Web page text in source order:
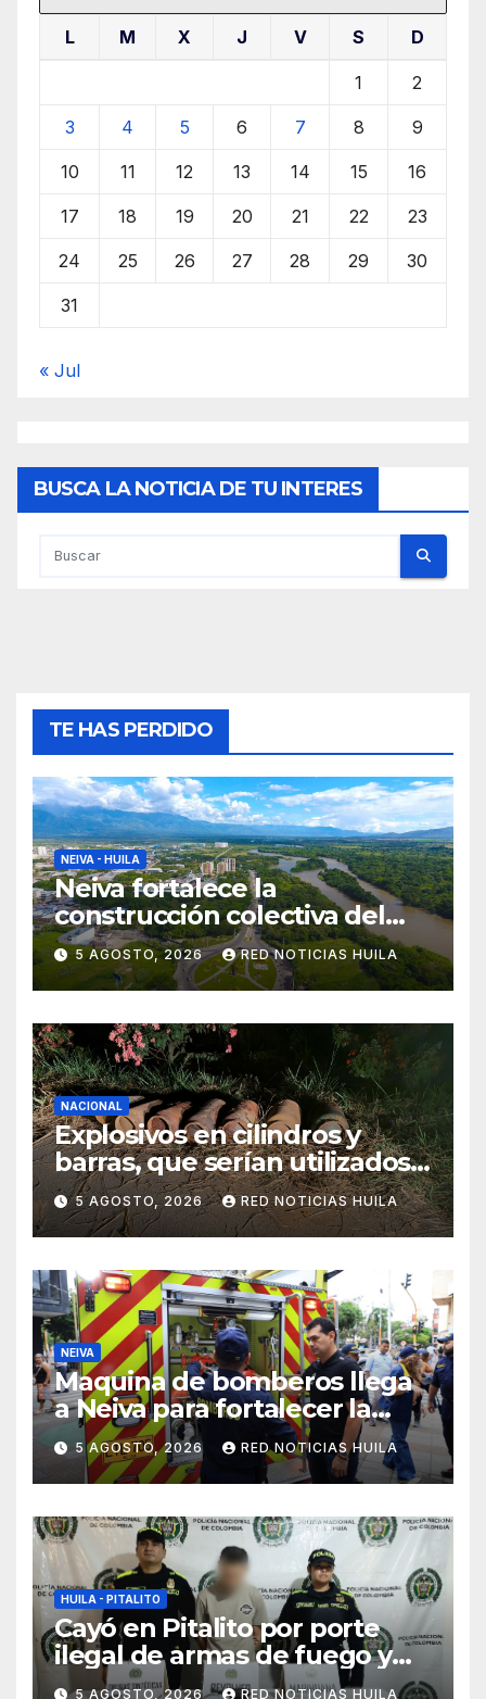
L M X J V S D
1 2
3 4 5 6 7 8 9
10 11 12 13 14 15 16
17 18 19 20 21 22 23
24 25 26 27 28 29 30
31
« Jul
BUSCA LA NOTICIA DE TU INTERES
TE HAS PERDIDO
NEIVA - HUILA
Neiva fortalece la
construcción colectiva del
POT
5 AGOSTO, 2026 RED NOTICIAS HUILA
NACIONAL
Explosivos en cilindros y
barras, que serían utilizados
en Cali, fueron incautados
por la Policía
5 AGOSTO, 2026 RED NOTICIAS HUILA
NEIVA
Maquina de bomberos llega
a Neiva para fortalecer la
asistencia en las
emergencias ocasionadas
por el fenómeno del niño
5 AGOSTO, 2026 RED NOTICIAS HUILA
HUILA - PITALITO
Cayó en Pitalito por porte
ilegal de armas de fuego y
tráfico de estupefacientes
5 AGOSTO, 2026 RED NOTICIAS HUILA